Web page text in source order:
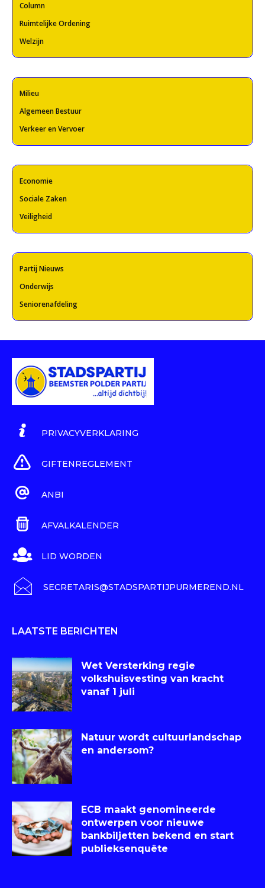
Column
Ruimtelijke Ordening
Welzijn
Milieu
Algemeen Bestuur
Verkeer en Vervoer
Economie
Sociale Zaken
Veiligheid
Partij Nieuws
Onderwijs
Seniorenafdeling
PRIVACYVERKLARING
GIFTENREGLEMENT
ANBI
AFVALKALENDER
LID WORDEN
SECRETARIS@STADSPARTIJPURMEREND.NL
LAATSTE BERICHTEN
Wet Versterking regie
volkshuisvesting van kracht
vanaf 1 juli
Natuur wordt cultuurlandschap
en andersom?
ECB maakt genomineerde
ontwerpen voor nieuwe
bankbiljetten bekend en start
publieksenquête